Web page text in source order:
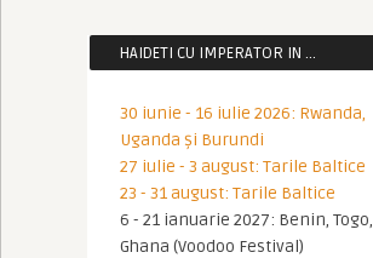
HAIDETI CU IMPERATOR IN …
30 iunie - 16 iulie 2026: Rwanda,
Uganda și Burundi
27 iulie - 3 august: Tarile Baltice
23 - 31 august: Tarile Baltice
6 - 21 ianuarie 2027: Benin, Togo,
Ghana (Voodoo Festival)